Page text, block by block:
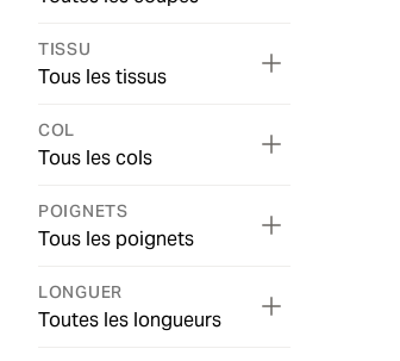
TISSU
Tous les tissus
COL
Tous les cols
POIGNETS
Tous les poignets
LONGUER
Toutes les longueurs